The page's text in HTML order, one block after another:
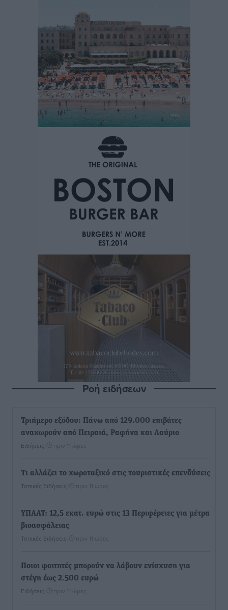
Ροή ειδήσεων
Τριήμερο εξόδου: Πάνω από 129.000 επιβάτες
αναχωρούν από Πειραιά, Ραφήνα και Λαύριο
Ειδήσεις πριν 11 ώρες
Τι αλλάζει το χωροταξικό στις τουριστικές επενδύσεις
Τοπικές Ειδήσεις πριν 11 ώρες
ΥΠΑΑΤ: 12,5 εκατ. ευρώ στις 13 Περιφέρειες για μέτρα
βιοασφάλειας
Τοπικές Ειδήσεις πριν 11 ώρες
Ποιοι φοιτητές μπορούν να λάβουν ενίσχυση για
στέγη έως 2.500 ευρώ
Ειδήσεις πριν 11 ώρες